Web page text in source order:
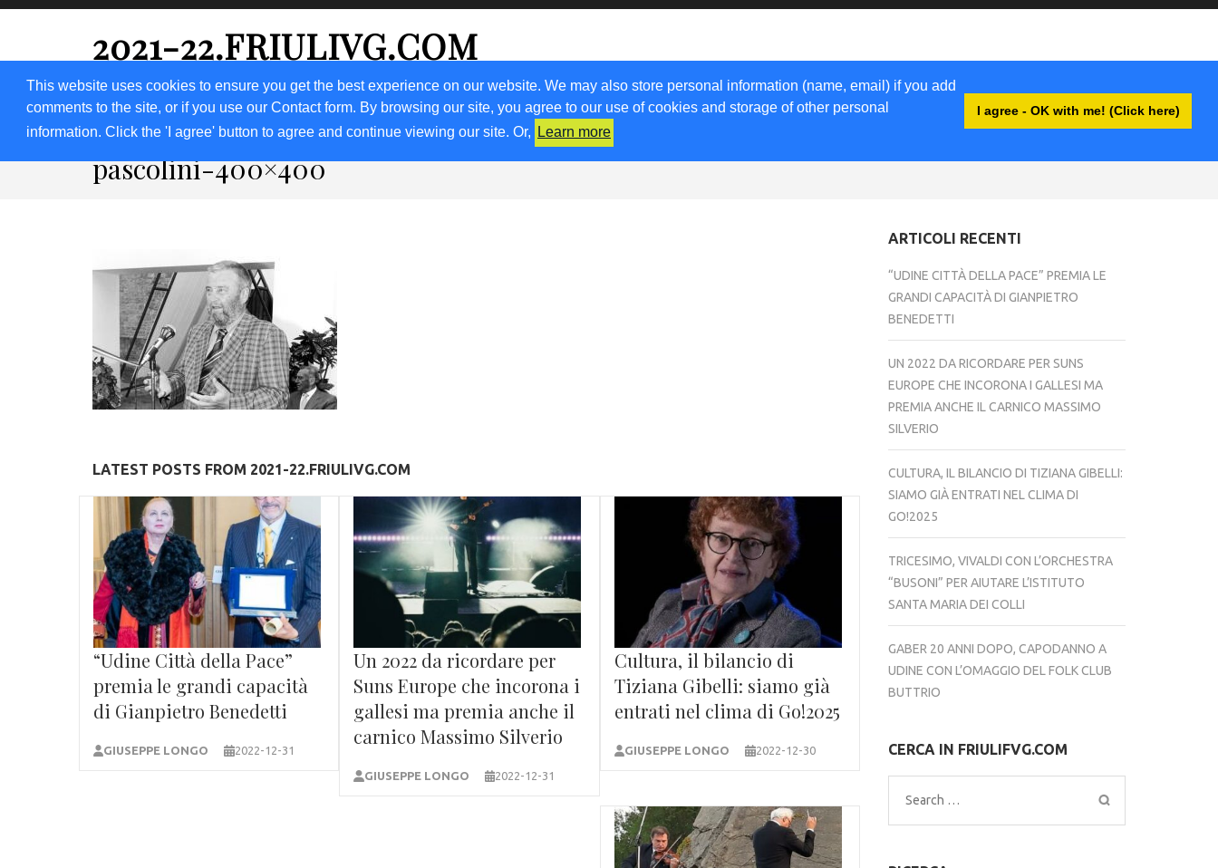
This website uses cookies to ensure you get the best experience on our website. We may also store personal information (name, email) if you add
comments to the site, or if you use our Contact form. By browsing our site, you agree to our use of cookies and storage of other personal
information. Click the 'I agree' button to agree and continue viewing our site. Or,
Learn more
I agree - OK with me! (Click here)
2021-22.FRIULIVG.COM
HOME 2023 2020 2019 2018 RICETTE KM0 VIGNETO FVG FRIULIVG.IT LIBRI ACCEDI
pascolini-400×400
LATEST POSTS FROM 2021-22.FRIULIVG.COM
“Udine Città della Pace”
premia le grandi capacità
di Gianpietro Benedetti
GIUSEPPE LONGO 2022-12-31
Un 2022 da ricordare per
Suns Europe che incorona i
gallesi ma premia anche il
carnico Massimo Silverio
GIUSEPPE LONGO 2022-12-31
Cultura, il bilancio di
Tiziana Gibelli: siamo già
entrati nel clima di Go!2025
GIUSEPPE LONGO 2022-12-30
ARTICOLI RECENTI
“UDINE CITTÀ DELLA PACE” PREMIA LE
GRANDI CAPACITÀ DI GIANPIETRO
BENEDETTI
UN 2022 DA RICORDARE PER SUNS
EUROPE CHE INCORONA I GALLESI MA
PREMIA ANCHE IL CARNICO MASSIMO
SILVERIO
CULTURA, IL BILANCIO DI TIZIANA GIBELLI:
SIAMO GIÀ ENTRATI NEL CLIMA DI
GO!2025
TRICESIMO, VIVALDI CON L’ORCHESTRA
“BUSONI” PER AIUTARE L’ISTITUTO
SANTA MARIA DEI COLLI
GABER 20 ANNI DOPO, CAPODANNO A
UDINE CON L’OMAGGIO DEL FOLK CLUB
BUTTRIO
CERCA IN FRIULIFVG.COM
Search
for: